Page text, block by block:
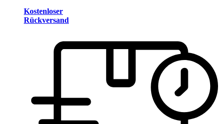
Kostenloser
Rückversand